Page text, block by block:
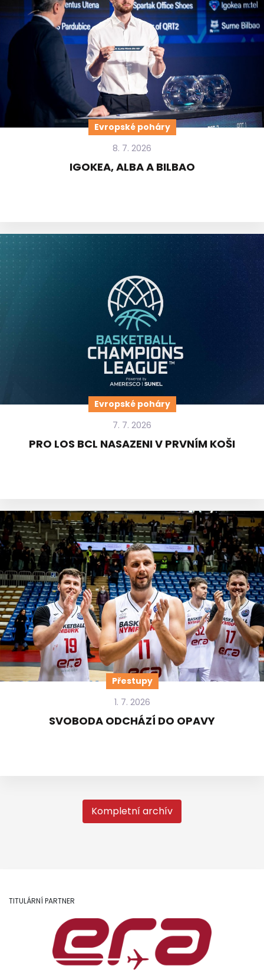
Evropské poháry
8. 7. 2026
IGOKEA, ALBA A BILBAO
Evropské poháry
7. 7. 2026
PRO LOS BCL NASAZENI V PRVNÍM KOŠI
Přestupy
1. 7. 2026
SVOBODA ODCHÁZÍ DO OPAVY
Kompletní archív
TITULÁRNÍ PARTNER